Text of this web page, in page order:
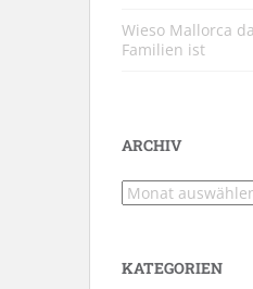
Wieso Mallorca
Familien ist
ARCHIV
Archiv
KATEGORIEN